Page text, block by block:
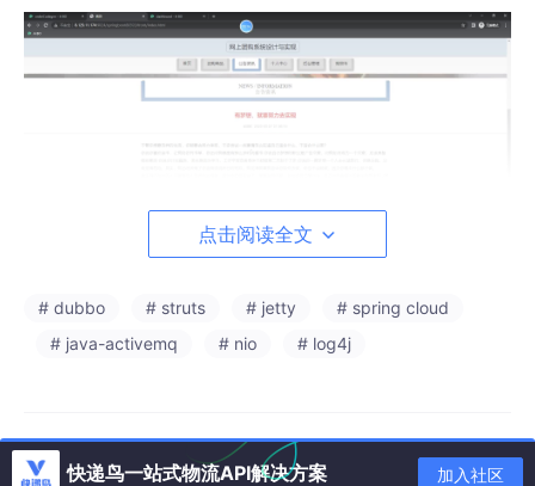
点击阅读全文
# dubbo # struts # jetty
# spring cloud
# java-activemq
# nio # log4j
快递鸟一站式物流API解决方案 加入社区